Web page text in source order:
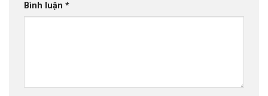
Bình luận *